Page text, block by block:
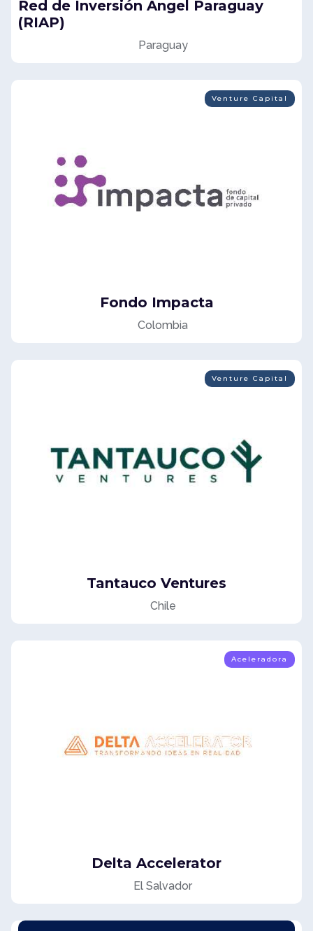
Red de Inversión Angel Paraguay
(RIAP)
Paraguay
Venture Capital
Fondo Impacta
Colombia
Venture Capital
Tantauco Ventures
Chile
Aceleradora
Delta Accelerator
El Salvador